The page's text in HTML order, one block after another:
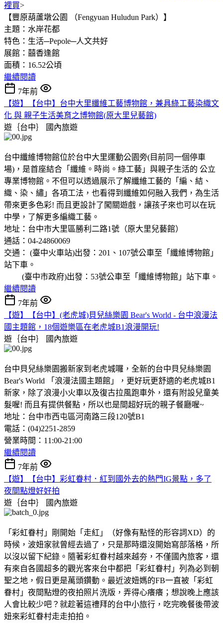
裡買>
【豐原葫蘆墩公園 （Fengyuan Huludun Park）】
主題：水岸花都
特色：生活─Pepole─人文共好
展館：囍香逢館
面積：16.52公頃
繼續閱讀
7年前
【遊】【台中】台中大里纖維工藝博物館，兼具綠工藝染織文
化 與 親子生活美育之博物館(原大里兒藝館)
遊｛台中｝
國內旅遊
台中纖維博物館位於台中大里運動公園旁(目前同一個停車
場)，是首座結合「纖維。時尚。綠工藝」與親子生活的 公立
專業博物館。不但可以透過展示了解纖維工藝的「編、結、
織、染、繡」各項工法，也看得到纖維如何融入我們，為生活
帶來更多色彩! 而且更設計了闖關遊戲，讓孩子來也可以在玩
中學，了解更多編織工藝。
地址：台中市大里區勝利二路1號（原大里兒藝館）
通話：04-24860069
交通： (臺中火車站)出發：201、107號公車至「纖維博物館」
站下車。
(臺中市政府)出發：53號公車至「纖維博物館」站下車。
繼續閱讀
7年前
【遊】【台中】(老虎城)貝兒絲樂園 Bear's World - 台中浪漫法
國主題館，18個遊樂區在老虎城B1浪漫開玩!
遊｛台中｝
國內旅遊
台中貝兒絲樂園搬新家到老虎城囉，全新的台中貝兒絲樂園
Bear's World 「浪漫法國主題館」，更好玩更舒適的老虎城B1
新家，除了浪漫小火車以及復古拉風跑車外，還有附設兒童美
髮喔! 而且有提供餐點，所以也是間超好玩的親子餐廳喔~
地址：台中市西屯區河南路三段120號B1
電話：(04)2251-2859
營業時間：11:00-21:00
繼續閱讀
7年前
【遊】【台中】彩虹眷村．紅到國外去的熱門IG景點，多了
夜間點燈好好拍
遊｛台中｝
國內旅遊
「彩虹眷村」剛開始「走紅」（好像有點怪的形容詞XD）的
時候，波妞家就曾經去過了，只是那時還沒開始寫部落格，所
以沒以留下紀錄。隨著彩虹眷村越來越夯，不僅國內旅客，還
有來自各國超多的觀光客來台中都把「彩虹眷村」列為必到朝
聖之地，假日更是萬頭鑽動。最近波妞媽的FB一直被「彩虹
眷村」夜間點燈的夜拍照片洗版，弄得心癢癢；想說晚上應該
人會比較少吧？就趁著這禮拜的台中小旅行，吃完晚餐後帶波
妞來彩虹眷村走走拍拍。